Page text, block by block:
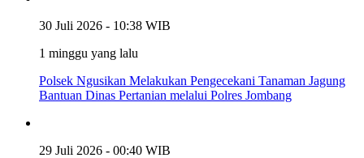
30 Juli 2026 - 10:38 WIB
1 minggu yang lalu
Polsek Ngusikan Melakukan Pengecekani Tanaman Jagung
Bantuan Dinas Pertanian melalui Polres Jombang
29 Juli 2026 - 00:40 WIB